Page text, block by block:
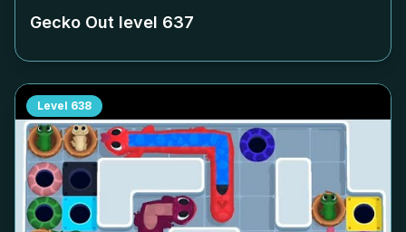
Gecko Out level 637
Level 638